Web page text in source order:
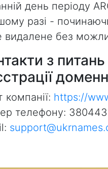
день періоду
разі -
видалене без
з
компанії: https://
телефону: